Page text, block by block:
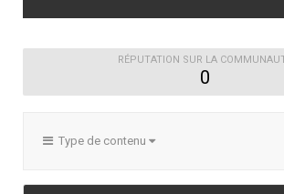
RÉPUTATION SUR LA
0
Type de contenu